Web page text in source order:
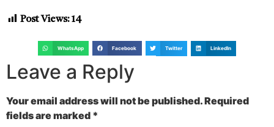
Post Views:14
WhatsApp Facebook Twitter LinkedIn
Leave a Reply
Your email address will not be published.Required
fields are marked *